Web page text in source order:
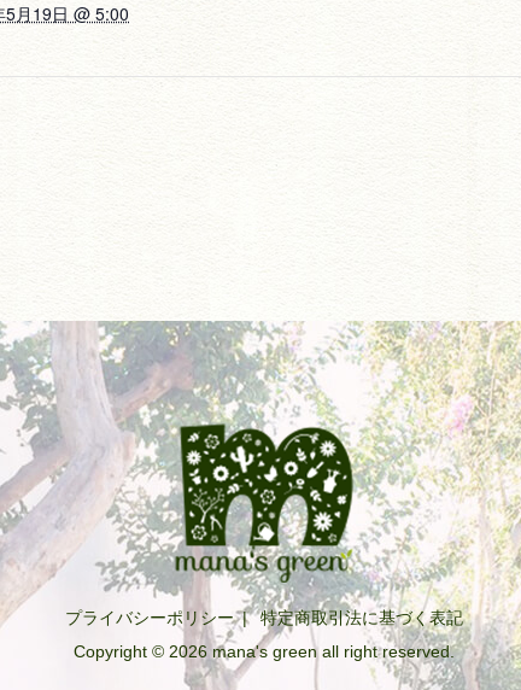
5月19日 @ 5:00
プライバシーポリシー|特定商取引法に基づく表記
Copyright © 2026 mana's green all right reserved.